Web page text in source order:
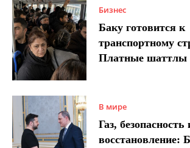
Бизнес
Баку готовится к
транспортному
Платные шаттлы
В мире
Газ, безопасность
восстановление: